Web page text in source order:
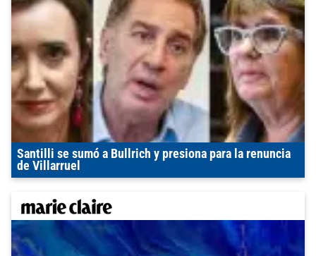
Santilli se sumó a Bullrich y presiona para la renuncia
de Villarruel